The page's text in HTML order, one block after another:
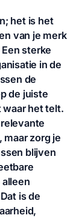
het is het
van je merk
sterke
in de
de
de juiste
waar het telt.
zorg je
blijven
is de